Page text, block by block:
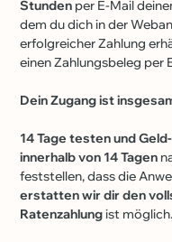
Stunden per E-Mail
dem du dich in der
erfolgreicher Zahlung
einen Zahlungsbeleg per
Dein Zugang ist
14 Tage testen und
innerhalb von 14 Tagen
feststellen, dass die
erstatten wir dir den
Ratenzahlungist möglich.